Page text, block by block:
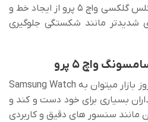
که شما میتوانید توسط یک گلس گلکسی واچ ۵ پرو از ایجاد خط و
مانند شکستگی جلوگیری
واچ 5 پرو
از پرطرفدارترین ساعت های روز بازار میتوان به Samsung Watch
بسیاری برای خود دست و کند و
مانند سنسور های دقیق و کاربردی